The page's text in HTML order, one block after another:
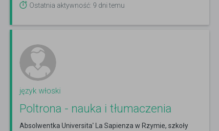
Ostatnia aktywność: 9 dni temu
język włoski
Poltrona - nauka i tłumaczenia
Absolwentka Universita' La Sapienza w Rzymie, szkoły